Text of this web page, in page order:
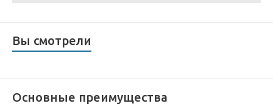
Вы смотрели
Основные преимущества